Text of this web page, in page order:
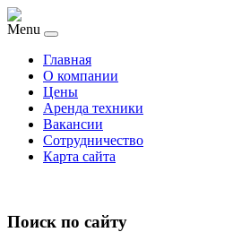
Menu
Главная
О компании
Цены
Аренда техники
Вакансии
Сотрудничество
Карта сайта
Поиск по сайту